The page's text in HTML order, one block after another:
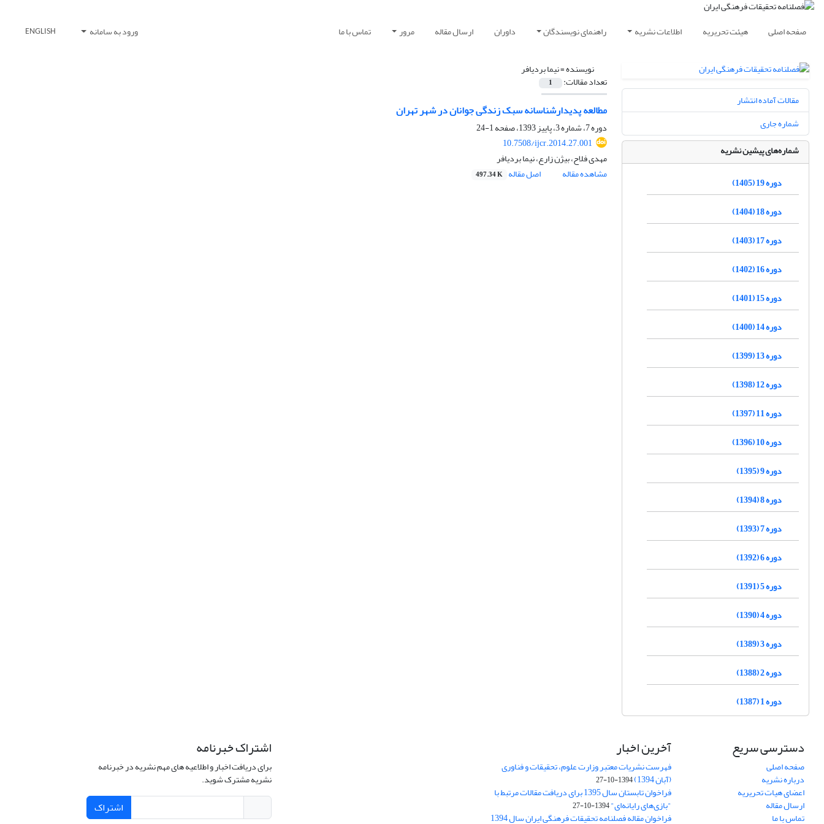
صفحه اصلی هیئت تحریریه اطلاعات نشریه راهنمای نویسندگان داوران ارسال مقاله مرور تماس با ما ورود به سامانه ENGLISH
نویسنده =نیما بردیافر
تعداد مقالات: 1
مطالعه پدیدارشناسانه سبک زندگی جوانان در شهر تهران
دوره 7، شماره 3، پاییز 1393، صفحه
1-24
10.7508/ijcr.2014.27.001
مهدی فلاح، بیژن زارع، نیما بردیافر
مشاهده مقاله
اصل مقاله 497.34 K
مقالات آماده انتشار
شماره جاری
شماره‌های پیشین نشریه
دوره 19 (1405)
دوره 18 (1404)
دوره 17 (1403)
دوره 16 (1402)
دوره 15 (1401)
دوره 14 (1400)
دوره 13 (1399)
دوره 12 (1398)
دوره 11 (1397)
دوره 10 (1396)
دوره 9 (1395)
دوره 8 (1394)
دوره 7 (1393)
دوره 6 (1392)
دوره 5 (1391)
دوره 4 (1390)
دوره 3 (1389)
دوره 2 (1388)
دوره 1 (1387)
دسترسی سریع
صفحه اصلی
درباره نشریه
اعضای هیات تحریریه
ارسال مقاله
تماس با ما
آخرین اخبار
فهرست نشریات معتبر وزارت علوم، تحقیقات و فناوری
(آبان 1394) 1394-10-27
فراخوان تابستان سال 1395 برای دریافت مقالات مرتبط با
"بازی‌های رایانه‌ای"1394-10-27
فراخوان مقاله فصلنامه تحقیقات فرهنگی ایران سال 1394
اشتراک خبرنامه
برای دریافت اخبار و اطلاعیه های مهم نشریه در خبرنامه
نشریه مشترک شوید.
اشتراک